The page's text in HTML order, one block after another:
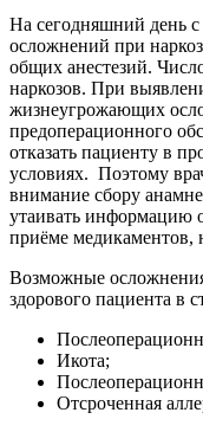
На сегодняшний день
осложнений при
общих анестезий.
наркозов. При
жизнеугрожающих
предоперационного
отказать пациенту в
условиях. Поэтому
внимание сбору
утаивать информацию
приёме медикаментов,
Возможные
здорового пациента в
Икота;
Отсроченная